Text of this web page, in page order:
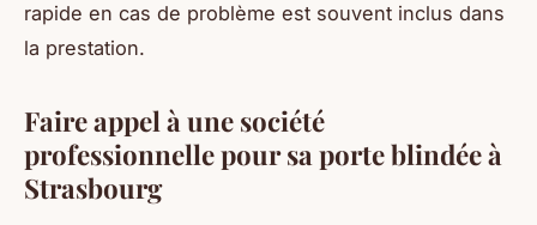
rapide en cas de problème est souvent inclus dans
la prestation.
Faire appel à une société
professionnelle pour sa porte blindée à
Strasbourg